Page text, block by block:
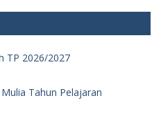
TP 2026/2027
Tahun Pelajaran